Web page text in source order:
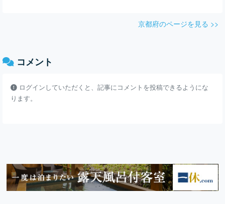
京都府のページを見る >>
コメント
ログインしていただくと、記事にコメントを投稿できるようにな
ります。